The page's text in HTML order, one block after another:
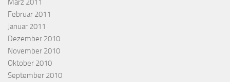
März 2011
Februar 2011
Januar 2011
Dezember 2010
November 2010
Oktober 2010
September 2010